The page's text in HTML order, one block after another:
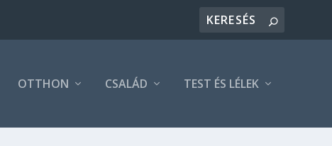
OTTHON CSALÁD TEST ÉS LÉLEK